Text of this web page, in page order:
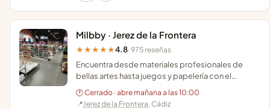
Milbby · Jerez de la Frontera
★★★★★ 4.8· 975 reseñas
Encuentra desde materiales profesionales de
bellas artes hasta juegos y papelería con el
asesoramiento experto de un equipo que conoce
cada técnica.
🕐 Cerrado · abre mañana a las 10:00
📍Jerez de la Frontera, Cádiz